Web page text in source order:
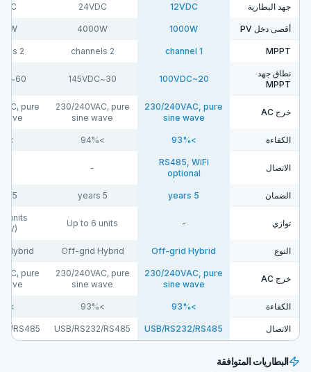
جهد البطارية 12VDC
24VDC
أقصى دخل PV 1000W
4000W
MPPT
1 channel
2 channels
2 channels
نطاق جهد
MPPT
20~100VDC
30~145VDC
60~145VDC
خرج AC
230/240VAC, pure
sine wave
230/240VAC, pure
sine wave
pure
الكفاءة >93%
>94%
>95%
الاتصال
RS485, WiFi
optional
-
الضمان 5 years
5 years
5 years
توازي -
Up to 6 units
units
النوع Off-grid Hybrid
Off-grid Hybrid
Hybrid
خرج AC
230/240VAC, pure
sine wave
230/240VAC, pure
sine wave
pure
الكفاءة >93%
>93%
>93%
الاتصال USB/RS232/RS485
USB/RS232/RS485
RS485
البطاريات المتوافقة